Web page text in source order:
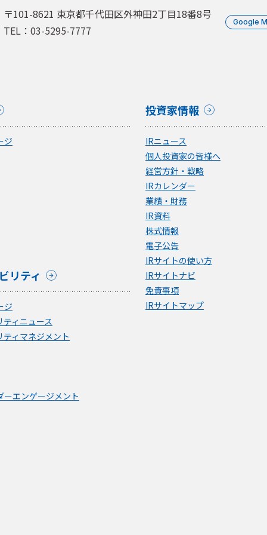
〒101-8621 東京都千代田区外神田2丁目18番8号
TEL：03-5295-7777
Google
ジ
リティ
ジ
ィニュース
ティマネジメント
ーエンゲージメント
投資家情報
IRニュース
個人投資家の皆様へ
経営方針・戦略
IRカレンダー
業績・財務
IR資料
株式情報
電子公告
IRサイトの使い方
IRサイトナビ
免責事項
IRサイトマップ